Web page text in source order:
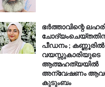
ഭർത്താവിന്റെ
പീഡനം ; കണ്ണൂരിൽ
വയസ്സുകാരിയുടെ
ആത്മഹത്യയിൽ
അന്വേഷണം
കുടുംബം